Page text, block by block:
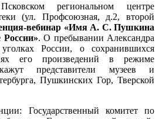
региональном центре
(ул. Профсоюзная, д.2, второй
вебинар «Имя А. С. Пушкина
России». О пребывании Александра
России, о сохранившихся
его произведений в режиме
представители музеев и
Пушкинских Гор, Тверской
Государственный комитет по